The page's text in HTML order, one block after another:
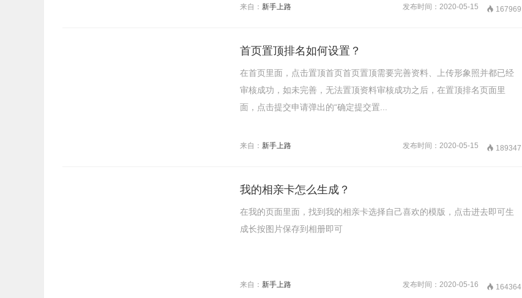
来自： 新手上路 发布时间：2020-05-15  167969
首页置顶排名如何设置？
在首页里面，点击置顶首页首页置顶需要完善资料、上传形象照并都已经
审核成功，如未完善，无法置顶资料审核成功之后，在置顶排名页面里
面，点击提交申请弹出的“确定提交置...
来自： 新手上路 发布时间：2020-05-15  189347
我的相亲卡怎么生成？
在我的页面里面，找到我的相亲卡选择自己喜欢的模版，点击进去即可生
成长按图片保存到相册即可
来自： 新手上路 发布时间：2020-05-16  164364